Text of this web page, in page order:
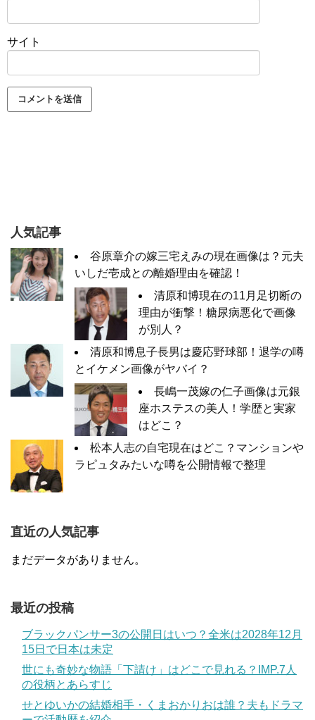
サイト
人気記事
谷原章介の嫁三宅えみの現在画像は？元夫
いしだ壱成との離婚理由を確認！
清原和博現在の11月足切断の
理由が衝撃！糖尿病悪化で画像
が別人？
清原和博息子長男は慶応野球部！退学の噂
とイケメン画像がヤバイ？
長嶋一茂嫁の仁子画像は元銀
座ホステスの美人！学歴と実家
はどこ？
松本人志の自宅現在はどこ？マンションや
ラピュタみたいな噂を公開情報で整理
直近の人気記事
まだデータがありません。
最近の投稿
ブラックパンサー3の公開日はいつ？全米は2028年12月
15日で日本は未定
世にも奇妙な物語「下請け」はどこで見れる？IMP.7人
の役柄とあらすじ
せとゆいかの結婚相手・くまおかりおは誰？夫もドラマ